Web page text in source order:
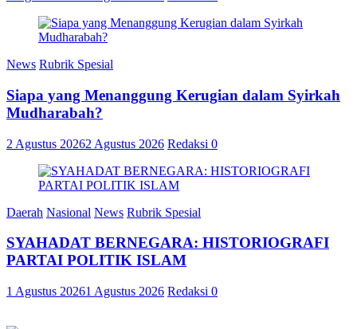
News Rubrik Spesial
Siapa yang Menanggung Kerugian dalam Syirkah
Mudharabah?
2 Agustus 20262 Agustus 2026 Redaksi 0
Daerah Nasional News Rubrik Spesial
SYAHADAT BERNEGARA: HISTORIOGRAFI
PARTAI POLITIK ISLAM
1 Agustus 20261 Agustus 2026 Redaksi 0